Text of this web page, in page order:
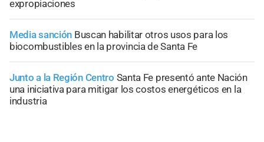
expropiaciones
Media sanción Buscan habilitar otros usos para los
biocombustibles en la provincia de Santa Fe
Junto a la Región Centro Santa Fe presentó ante Nación
una iniciativa para mitigar los costos energéticos en la
industria